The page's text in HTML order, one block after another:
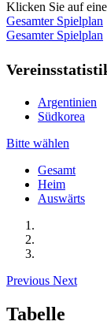
Klicken Sie auf
Gesamter Spielplan
Gesamter Spielplan
Argentinien
Südkorea
Bitte wählen
Gesamt
Heim
Auswärts
Previous Next
Tabelle